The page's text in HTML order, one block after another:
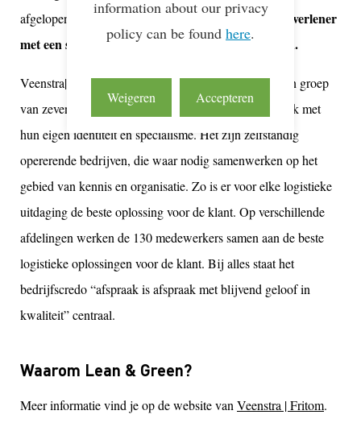
afgelopen decennia bewezen als eenlogistieke dienstverlener
met een sterke focus op kwaliteit en duurzaamheid.
Veenstra|Fritom is onderdeel van de Fritom group, een groep
van zeven logistieke bedrijven met tien vestigingen: elk met
hun eigen identiteit en specialisme. Het zijn zelfstandig
opererende bedrijven, die waar nodig samenwerken op het
gebied van kennis en organisatie. Zo is er voor elke logistieke
uitdaging de beste oplossing voor de klant. Op verschillende
afdelingen werken de 130 medewerkers samen aan de beste
logistieke oplossingen voor de klant. Bij alles staat het
bedrijfscredo “afspraak is afspraak met blijvend geloof in
kwaliteit” centraal.
Waarom Lean & Green?
Meer informatie vind je op de website van Veenstra | Fritom.
information about our privacy
policy can be found here.
Weigeren Accepteren